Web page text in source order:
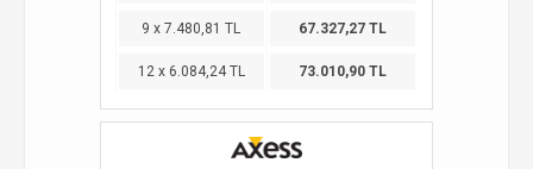
9 x 7.480,81 TL 67.327,27 TL
12 x 6.084,24 TL 73.010,90 TL